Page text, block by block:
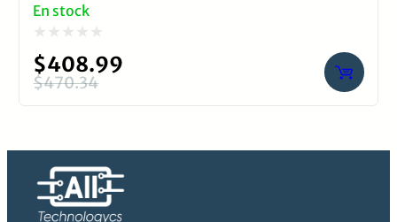
En stock
Valorado
con
$470.34
original
era:
$470.34.
$408.99
actual
es:
$408.99.